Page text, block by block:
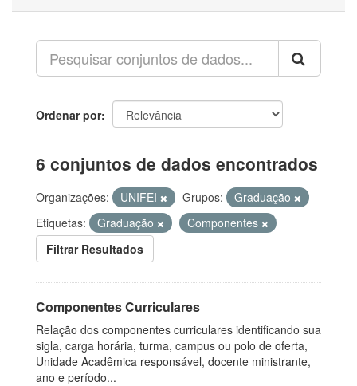
Ordenar por
6 conjuntos de dados encontrados
Organizações: UNIFEI Grupos:
Graduação
Etiquetas:
Graduação
Componentes
Filtrar Resultados
Componentes Curriculares
Relação dos componentes curriculares identificando sua
sigla, carga horária, turma, campus ou polo de oferta,
Unidade Acadêmica responsável, docente ministrante,
ano e período...